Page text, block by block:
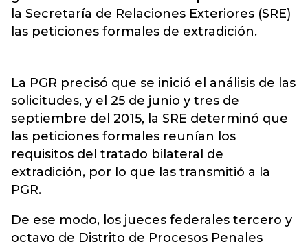
la Secretaría de Relaciones Exteriores (SRE)
las peticiones formales de extradición.
La PGR precisó que se inició el análisis de las
solicitudes, y el 25 de junio y tres de
septiembre del 2015, la SRE determinó que
las peticiones formales reunían los
requisitos del tratado bilateral de
extradición, por lo que las transmitió a la
PGR.
De ese modo, los jueces federales tercero y
octavo de Distrito de Procesos Penales